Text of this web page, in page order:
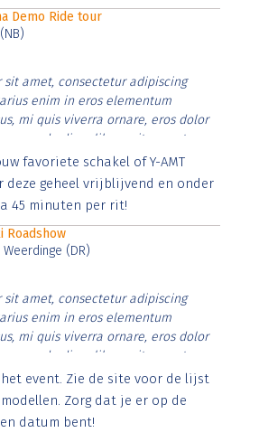
Demo Ride tour
sit amet, consectetur adipiscing
enim in eros elementum
mi quis viverra ornare, eros dolor
diam libero vitae erat.
et justo cursus id rutrum lorem
vitae risus tristique posuere.
favoriete schakel of Y-AMT
deze geheel vrijblijvend en onder
45 minuten per rit!
Roadshow
Weerdinge (DR)
sit amet, consectetur adipiscing
enim in eros elementum
mi quis viverra ornare, eros dolor
diam libero vitae erat.
et justo cursus id rutrum lorem
vitae risus tristique posuere.
event. Zie de site voor de lijst
Zorg dat je er op de
datum bent!